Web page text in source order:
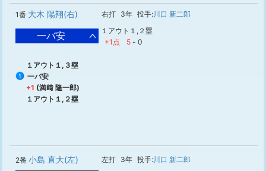
1番 大木 陽翔(右) 右打 3年 投手:川口 新二郎
一バ安
１アウト１,２塁
+1点
5 - 0
１アウト１,３塁
1
一バ安
+1 (満﨑 隆一郎)
１アウト１,２塁
2番 小島 直大(左) 左打 3年 投手:川口 新二郎